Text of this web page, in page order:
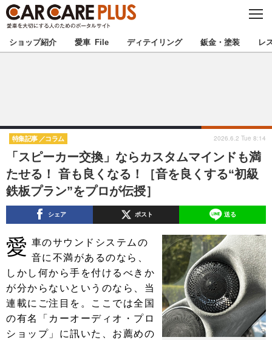
C
S
E
★カーケアプラス認定★ 厳選プロショップを地域から探す
甲信越 北陸
東海 関西
中国
九州 沖縄
注目の記事
ショップレポート 愛車 File
自動車豆知識 ストップ！不具合修理＆粗悪修理
鈑金・塗装
ディテイリング
ディテイリング 洗車
ヘッドライト磨き コーティング
鈑金・塗装
小キズ直し 防錆
特集記事
ショップ紹介 愛車 File ディテイリング 鈑金・塗装 レ
「スピーカー交換」ならカスタムマインドも満
たせる！ 音も良くなる！［音を良くする“初級
鉄板プラン”をプロが伝授］
特集記事 コラム 2026.6.2 Tue 8:14
シェア ポスト 送る
愛 車のサウンドシステムの
音に不満があるのなら、
しかし何から手を付けるべきか
が分からないというのなら、当
連載にご注目を。ここでは全国
の有名「カーオーディオ・プロ
ショップ」に訊いた、お薦めの